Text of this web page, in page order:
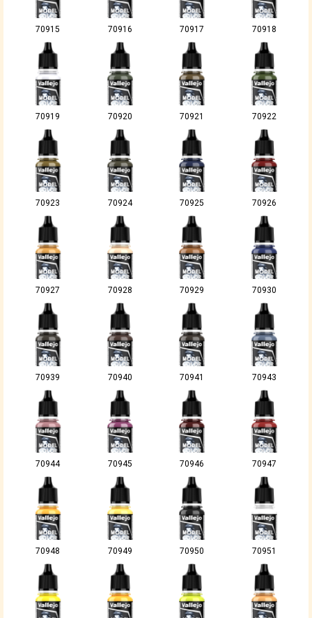
70915 70916 70917 70918
70919 70920 70921 70922
70923 70924 70925 70926
70927 70928 70929 70930
70939 70940 70941 70943
70944 70945 70946 70947
70948 70949 70950 70951